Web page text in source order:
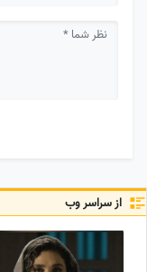
از سراسر وب